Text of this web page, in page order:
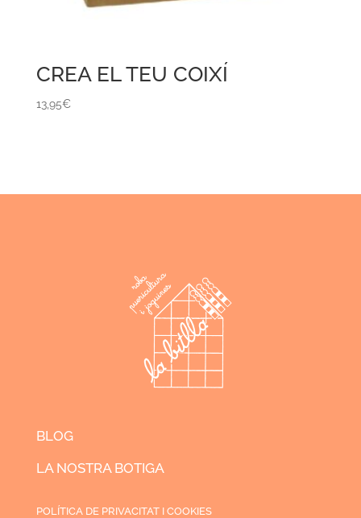
CREA EL TEU COIXÍ
13,95€
BLOG
LA NOSTRA BOTIGA
POLÍTICA DE PRIVACITAT I COOKIES